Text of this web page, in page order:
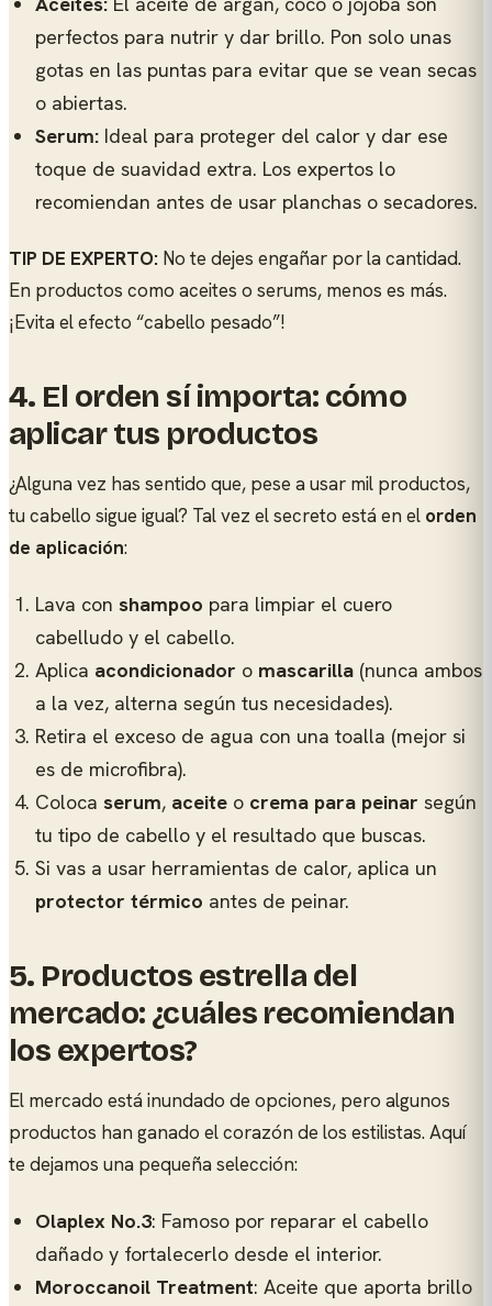
perfectos para nutrir y dar brillo. Pon solo unas
gotas en las puntas para evitar que se vean secas
o abiertas.
Serum: Ideal para proteger del calor y dar ese
toque de suavidad extra. Los expertos lo
recomiendan antes de usar planchas o secadores.
TIP DE EXPERTO: No te dejes engañar por la cantidad.
En productos como aceites o serums, menos es más.
¡Evita el efecto “cabello pesado”!
4. El orden sí importa: cómo
aplicar tus productos
¿Alguna vez has sentido que, pese a usar mil productos,
tu cabello sigue igual? Tal vez el secreto está en el orden
de aplicación:
Lava con shampoo para limpiar el cuero
cabelludo y el cabello.
Aplica acondicionador o mascarilla (nunca ambos
a la vez, alterna según tus necesidades).
Retira el exceso de agua con una toalla (mejor si
es de microfibra).
Coloca serum, aceite o crema para peinar según
tu tipo de cabello y el resultado que buscas.
Si vas a usar herramientas de calor, aplica un
protector térmico antes de peinar.
5. Productos estrella del
mercado: ¿cuáles recomiendan
los expertos?
El mercado está inundado de opciones, pero algunos
productos han ganado el corazón de los estilistas. Aquí
te dejamos una pequeña selección:
Olaplex No.3: Famoso por reparar el cabello
dañado y fortalecerlo desde el interior.
Moroccanoil Treatment: Aceite que aporta brillo